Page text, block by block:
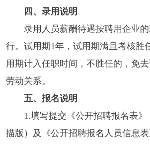
四、录用说明
录用人员薪酬待遇按聘用企业
行。试用期1年，试用期满且考核胜
用期计入任职时间，不胜任的，免
劳动关系。
五、报名说明
1.填写提交《公开招聘报名表》
描版）及《公开招聘报名人员信息表